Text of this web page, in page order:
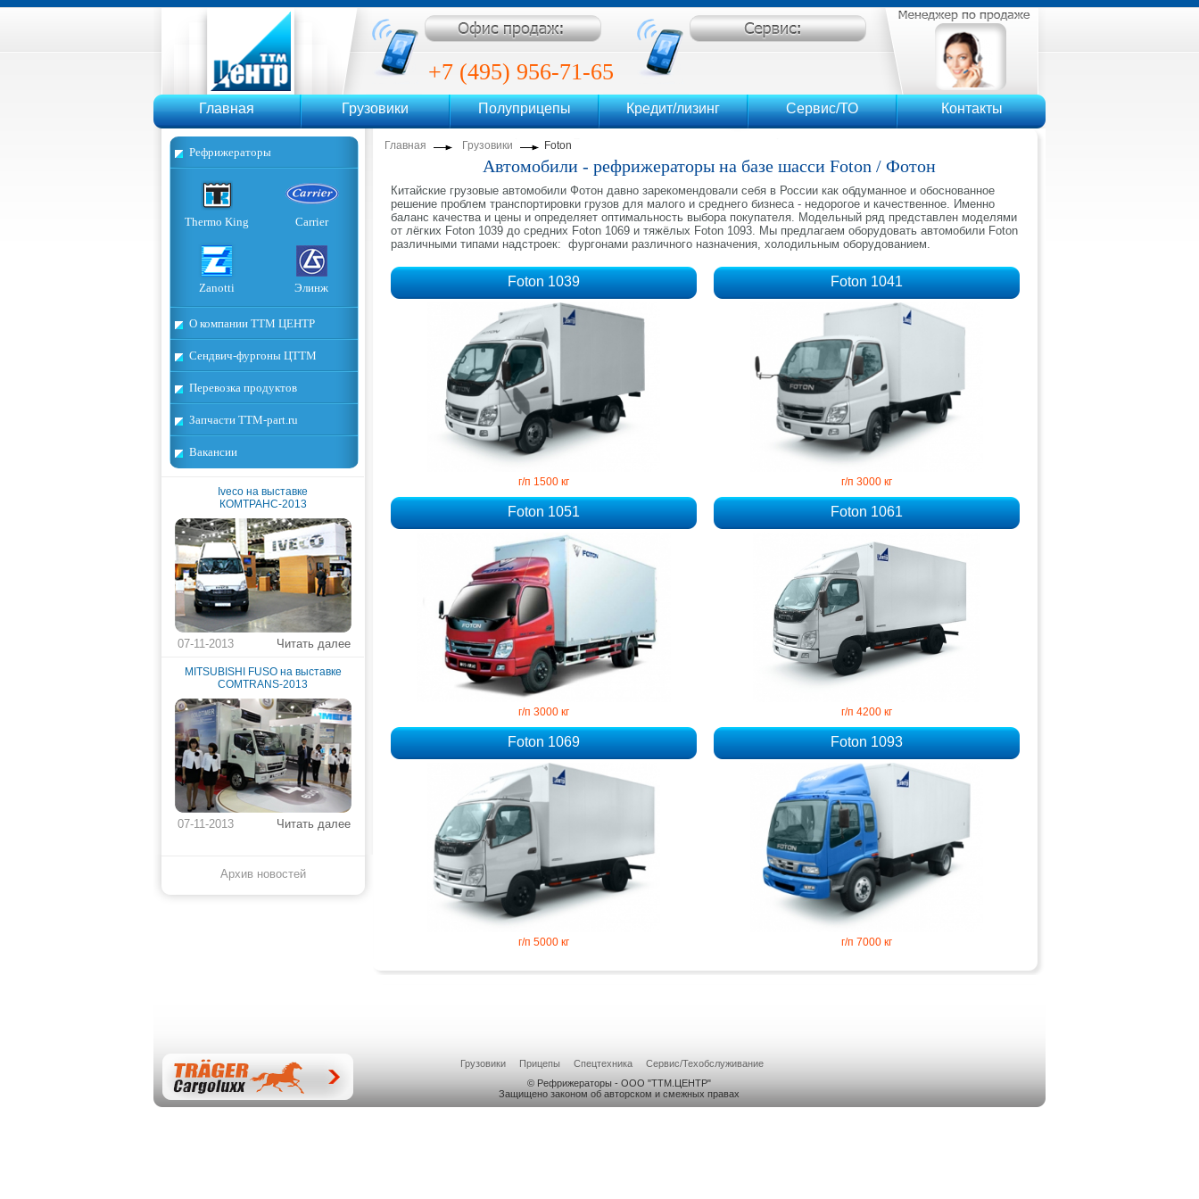
+7 (495) 956-71-65
+7 (495) 956-71-69
Главная Грузовики Полуприцепы Кредит/лизинг Сервис/ТО Контакты
Главная Грузовики Foton
Автомобили - рефрижераторы на базе шасси Foton / Фотон
Китайские грузовые автомобили Фотон давно зарекомендовали себя в России как обдуманное и обоснованное
решение проблем транспортировки грузов для малого и среднего бизнеса - недорогое и качественное. Именно
баланс качества и цены и определяет оптимальность выбора покупателя. Модельный ряд представлен моделями
от лёгких Foton 1039 до средних Foton 1069 и тяжёлых Foton 1093. Мы предлагаем оборудовать автомобили Foton
различными типами надстроек: фургонами различного назначения, холодильным оборудованием.
Foton 1039
г/п 1500 кг
Foton 1041
г/п 3000 кг
Foton 1051
г/п 3000 кг
Foton 1061
г/п 4200 кг
Foton 1069
г/п 5000 кг
Foton 1093
г/п 7000 кг
Рефрижераторы
Thermo King Carrier
Zanotti Элинж
О компании ТТМ ЦЕНТР
Сендвич-фургоны ЦТТМ
Перевозка продуктов
Запчасти TTM-part.ru
Вакансии
Iveco на выставке
КОМТРАНС-2013
Читать далее
07-11-2013
MITSUBISHI FUSO на выставке
COMTRANS-2013
Читать далее
07-11-2013
Архив новостей
Грузовики Прицепы Спецтехника
Сервис/Техобслуживание
© Рефрижераторы - ООО "ТТМ.ЦЕНТР"
Защищено законом об авторском и смежных правах